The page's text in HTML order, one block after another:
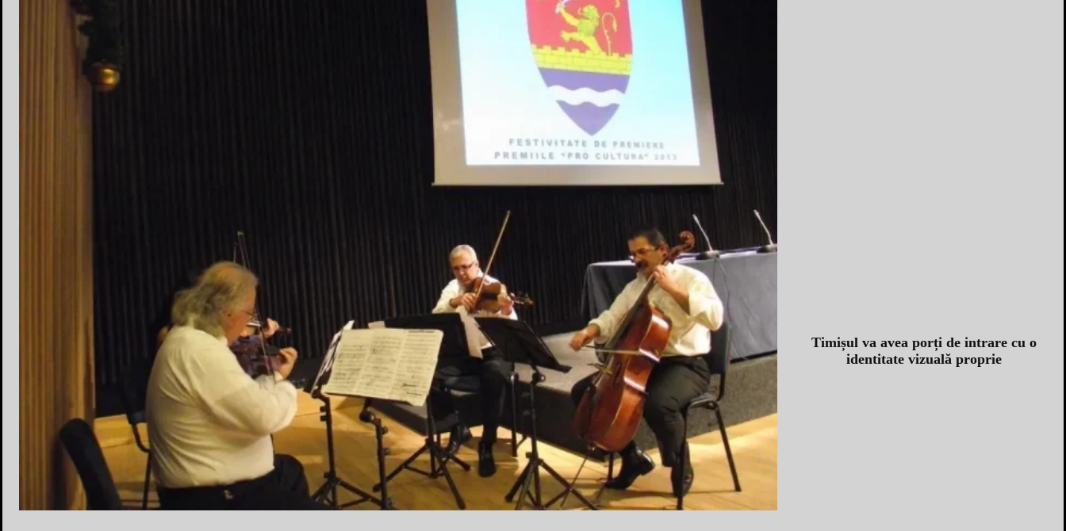
Timișul va avea porți de intrare cu o
identitate vizuală proprie